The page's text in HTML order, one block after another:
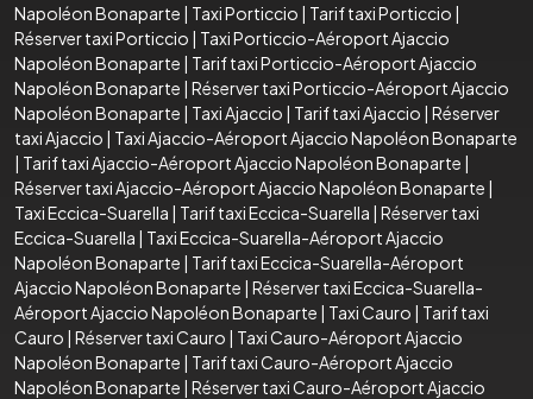
Napoléon Bonaparte | Taxi Porticcio | Tarif taxi Porticcio |
Réserver taxi Porticcio | Taxi Porticcio-Aéroport Ajaccio
Napoléon Bonaparte | Tarif taxi Porticcio-Aéroport Ajaccio
Napoléon Bonaparte | Réserver taxi Porticcio-Aéroport Ajaccio
Napoléon Bonaparte | Taxi Ajaccio | Tarif taxi Ajaccio | Réserver
taxi Ajaccio | Taxi Ajaccio-Aéroport Ajaccio Napoléon Bonaparte
| Tarif taxi Ajaccio-Aéroport Ajaccio Napoléon Bonaparte |
Réserver taxi Ajaccio-Aéroport Ajaccio Napoléon Bonaparte |
Taxi Eccica-Suarella | Tarif taxi Eccica-Suarella | Réserver taxi
Eccica-Suarella | Taxi Eccica-Suarella-Aéroport Ajaccio
Napoléon Bonaparte | Tarif taxi Eccica-Suarella-Aéroport
Ajaccio Napoléon Bonaparte | Réserver taxi Eccica-Suarella-
Aéroport Ajaccio Napoléon Bonaparte | Taxi Cauro | Tarif taxi
Cauro | Réserver taxi Cauro | Taxi Cauro-Aéroport Ajaccio
Napoléon Bonaparte | Tarif taxi Cauro-Aéroport Ajaccio
Napoléon Bonaparte | Réserver taxi Cauro-Aéroport Ajaccio